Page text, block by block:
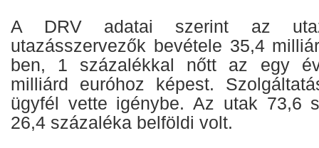
A DRV adatai szerint az
utazásszervezők bevétele 35,4
ben, 1 százalékkal nőtt az egy
milliárd euróhoz képest.
ügyfél vette igénybe. Az utak 73,6
26,4 százaléka belföldi volt.